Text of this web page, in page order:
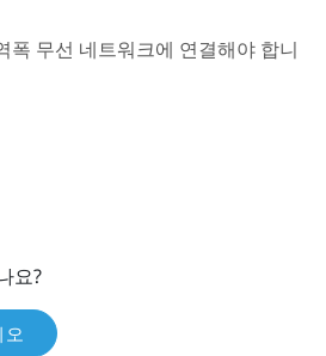
폭 무선 네트워크에 연결해야 합니
요?
오